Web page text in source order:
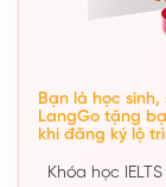
Bạn là học
LangGo tặng
khi đăng ký lộ
Khóa học